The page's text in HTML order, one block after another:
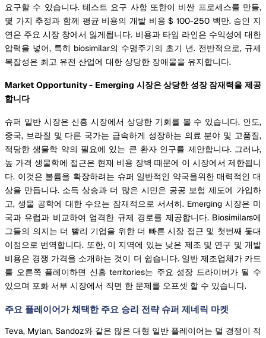
요구할 수 있습니다. 테스트 요구 사항 또한이 비싼 프로세스를 만들,
몇 가지 추정과 함께 평균 비용의 개발 비용 $ 100-250 백만. 승인 지
연은 주요 시장 창에서 잃게됩니다. 비용과 타임 라인은 수익성에 대한
압력을 넣어, 특히 biosimilar의 수명주기의 초기 년. 전반적으로, 규제
복잡성은 최고 유전 산업에 대한 상당한 장애물을 유지합니다.
Market Opportunity - Emerging 시장은 상당한 성장 잠재력을 제공
합니다
슈퍼 일반 시장은 신흥 시장에서 상당한 기회를 볼 수 있습니다. 인도,
중국, 브라질 및 다른 국가는 급속하게 성장하는 의료 분야 및 고품질,
적당한 생물학 약의 필요에 있는 큰 환자 인구를 제안합니다. 그러나,
높 가격 생물학에 접근은 현재 비용 장벽 때문에 이 시장에서 제한됩니
다. 이것은 볼륨을 확장하려는 슈퍼 일반적인 약국을위한 매력적인 대
상을 만듭니다. 소득 상승과 더 많은 시민은 공공 보험 제도에 가입하
고, 생물 공학에 대한 수요는 잠재적으로 서서히. Emerging 시장은 미
국과 유럽과 비교하여 엄격한 규제 경로를 제공합니다. Biosimilars에
그들의 의지는 더 빨리 기업을 위한 더 빠른 시장 접근 및 첫번째 돛대
이점으로 번역합니다. 또한, 이 지역에 있는 낮은 제조 및 연구 및 개발
비용은 경쟁 가격을 소개하는 것이 더 쉽습니다. 일반 제조업체가 카드
를 오른쪽 플레이하면 신흥 territories는 주요 성장 드라이버가 될 수
있으며 포화 서부 시장에서 직면 한 문제를 오프셋 할 수 있습니다.
주요 플레이어가 채택한 주요 승리 전략 슈퍼 제네릭 마켓
Teva, Mylan, Sandoz와 같은 많은 대형 일반 플레이어는 덜 경쟁이 적